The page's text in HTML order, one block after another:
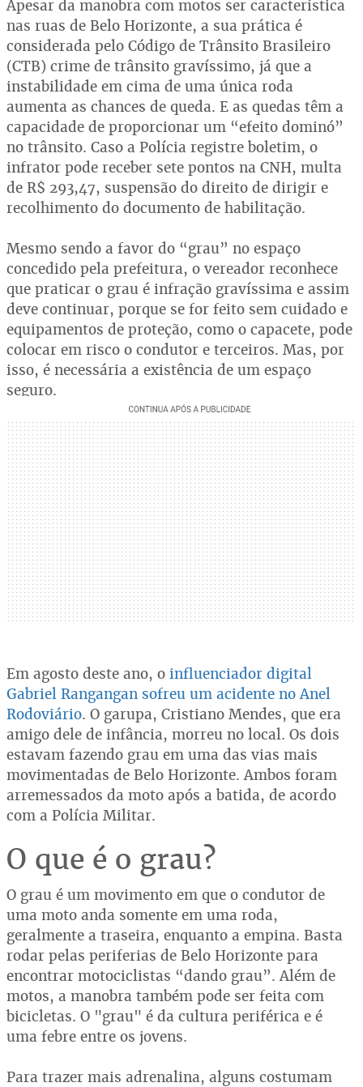
Apesar da manobra com motos ser característica
nas ruas de Belo Horizonte, a sua prática é
considerada pelo Código de Trânsito Brasileiro
(CTB) crime de trânsito gravíssimo, já que a
instabilidade em cima de uma única roda
aumenta as chances de queda. E as quedas têm a
capacidade de proporcionar um “efeito dominó”
no trânsito. Caso a Polícia registre boletim, o
infrator pode receber sete pontos na CNH, multa
de R$ 293,47, suspensão do direito de dirigir e
recolhimento do documento de habilitação.
Mesmo sendo a favor do “grau” no espaço
concedido pela prefeitura, o vereador reconhece
que praticar o grau é infração gravíssima e assim
deve continuar, porque se for feito sem cuidado e
equipamentos de proteção, como o capacete, pode
colocar em risco o condutor e terceiros. Mas, por
isso, é necessária a existência de um espaço
seguro.
Em agosto deste ano, o influenciador digital
Gabriel Rangangan sofreu um acidente no Anel
Rodoviário. O garupa, Cristiano Mendes, que era
amigo dele de infância, morreu no local. Os dois
estavam fazendo grau em uma das vias mais
movimentadas de Belo Horizonte. Ambos foram
arremessados da moto após a batida, de acordo
com a Polícia Militar.
O que é o grau?
O grau é um movimento em que o condutor de
uma moto anda somente em uma roda,
geralmente a traseira, enquanto a empina. Basta
rodar pelas periferias de Belo Horizonte para
encontrar motociclistas “dando grau”. Além de
motos, a manobra também pode ser feita com
bicicletas. O "grau" é da cultura periférica e é
uma febre entre os jovens.
Para trazer mais adrenalina, alguns costumam